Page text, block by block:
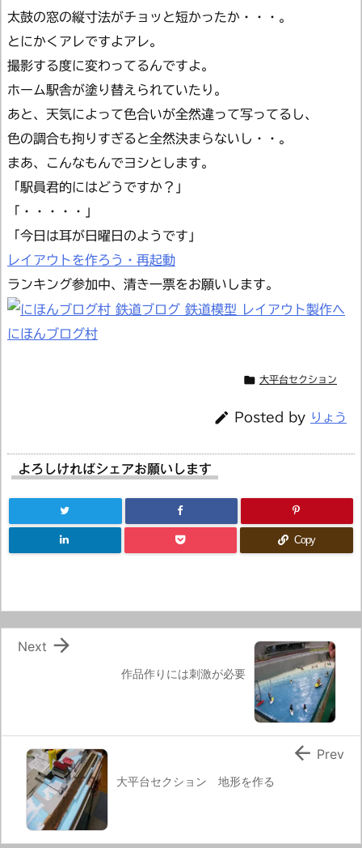
太鼓の窓の縦寸法がチョッと短かったか・・・。
とにかくアレですよアレ。
撮影する度に変わってるんですよ。
ホーム駅舎が塗り替えられていたり。
あと、天気によって色合いが全然違って写ってるし、
色の調合も拘りすぎると全然決まらないし・・。
まあ、こんなもんでヨシとします。
「駅員君的にはどうですか？」
「・・・・・」
「今日は耳が日曜日のようです」
レイアウトを作ろう・再起動
ランキング参加中、清き一票をお願いします。
にほんブログ村
 大平台セクション
 Posted by りょう
よろしければシェアお願いします
Copy
作品作りには刺激が必要

Next
大平台セクション 地形を作る
 Prev